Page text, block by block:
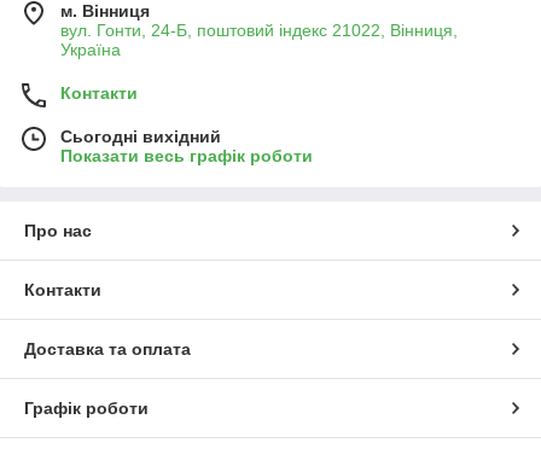
м. Вінниця
вул. Гонти, 24-Б, поштовий індекс 21022, Вінниця,
Україна
Контакти
Сьогодні вихідний
Показати весь графік роботи
Про нас
Контакти
Доставка та оплата
Графік роботи